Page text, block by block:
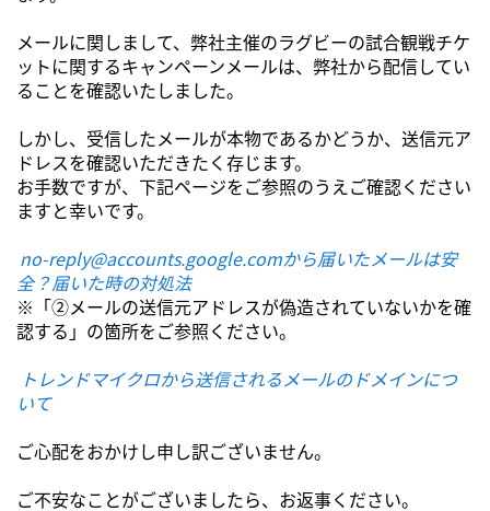
メールに関しまして、弊社主催のラグビーの試合観戦チケ
ットに関するキャンペーンメールは、弊社から配信してい
ることを確認いたしました。
しかし、受信したメールが本物であるかどうか、送信元ア
ドレスを確認いただきたく存じます。
お手数ですが、下記ページをご参照のうえご確認ください
ますと幸いです。
no-reply@accounts.google.comから届いたメールは安
全？届いた時の対処法
※「②メールの送信元アドレスが偽造されていないかを確
認する」の箇所をご参照ください。
トレンドマイクロから送信されるメールのドメインにつ
いて
ご心配をおかけし申し訳ございません。
ご不安なことがございましたら、お返事ください。